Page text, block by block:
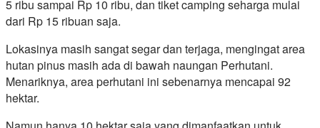
5 ribu sampai Rp 10 ribu, dan tiket camping seharga mulai
dari Rp 15 ribuan saja.
Lokasinya masih sangat segar dan terjaga, mengingat area
hutan pinus masih ada di bawah naungan Perhutani.
Menariknya, area perhutani ini sebenarnya mencapai 92
hektar.